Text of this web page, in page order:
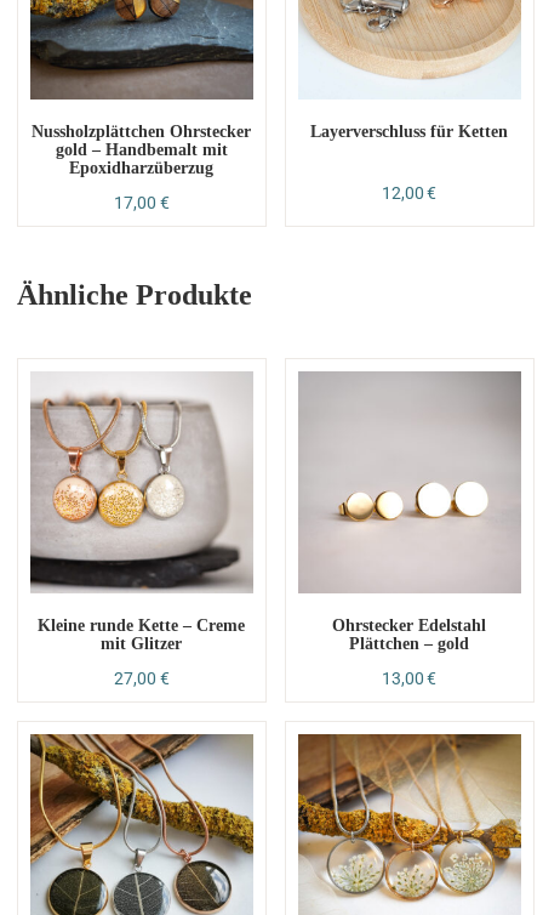
Nussholzplättchen Ohrstecker
gold – Handbemalt mit
Epoxidharzüberzug
17,00 €
Layerverschluss für Ketten
12,00€
Ähnliche Produkte
Kleine runde Kette – Creme
mit Glitzer
27,00 €
Ohrstecker Edelstahl
Plättchen – gold
13,00€